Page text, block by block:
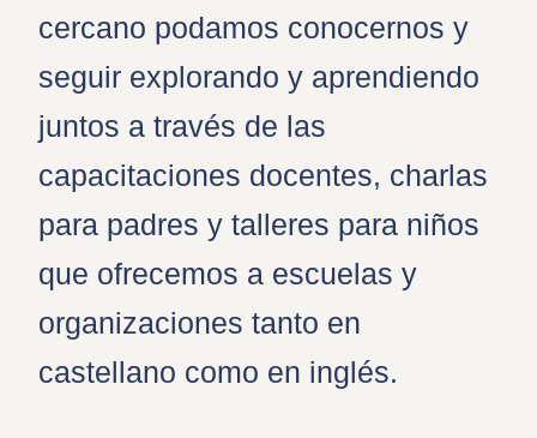
cercano podamos conocernos y
seguir explorando y aprendiendo
juntos a través de las
capacitaciones docentes, charlas
para padres y talleres para niños
que ofrecemos a escuelas y
organizaciones tanto en
castellano como en inglés.